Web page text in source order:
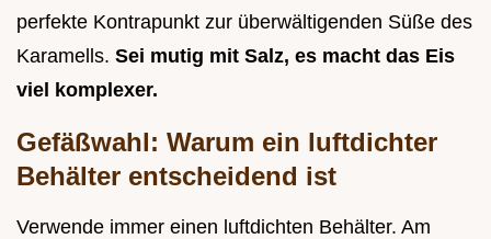
perfekte Kontrapunkt zur überwältigenden Süße des
Karamells. Sei mutig mit Salz, es macht das Eis
viel komplexer.
Gefäßwahl: Warum ein luftdichter
Behälter entscheidend ist
Verwende immer einen luftdichten Behälter. Am